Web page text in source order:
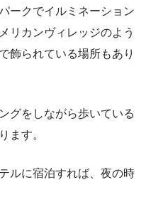
ークでイルミネーション
リカンヴィレッジのよう
飾られている場所もあり
グをしながら歩いている
ます。
ルに宿泊すれば、夜の時